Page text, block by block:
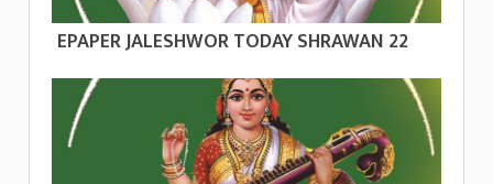
EPAPER JALESHWOR TODAY SHRAWAN 22